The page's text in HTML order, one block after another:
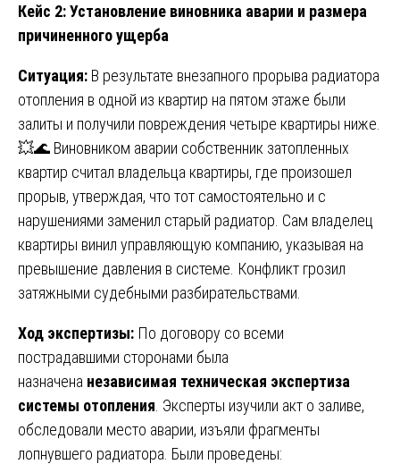
Кейс 2: Установление виновника аварии и размера
причиненного ущерба
Ситуация: В результате внезапного прорыва радиатора
отопления в одной из квартир на пятом этаже были
залиты и получили повреждения четыре квартиры ниже.
💥🌊 Виновником аварии собственник затопленных
квартир считал владельца квартиры, где произошел
прорыв, утверждая, что тот самостоятельно и с
нарушениями заменил старый радиатор. Сам владелец
квартиры винил управляющую компанию, указывая на
превышение давления в системе. Конфликт грозил
затяжными судебными разбирательствами.
Ход экспертизы: По договору со всеми
пострадавшими сторонами была
назначена независимая техническая экспертиза
системы отопления . Эксперты изучили акт о заливе,
обследовали место аварии, изъяли фрагменты
лопнувшего радиатора. Были проведены: